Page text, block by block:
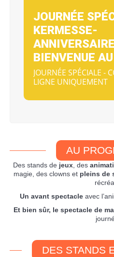
JOURNÉE
KERMESSE-
ANNIVERSAIRE
BIENVENUE
JOURNÉE SPÉCIALE -
LIGNE UNIQUEMENT
AU
Des stands de jeux , des
magie, des clowns et pleins de
Un avant spectacleavec
Et bien sûr, le spectacle de
DES STANDS